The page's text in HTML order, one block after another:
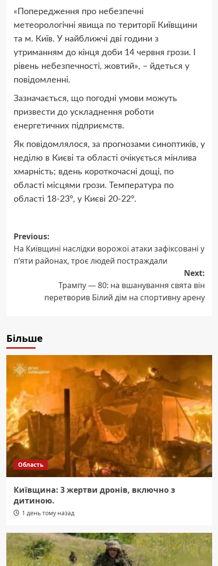
«Попередження про небезпечні
метеорологічні явища по території Київщини
та м. Київ. У найближчі дві години з
утриманням до кінця доби 14 червня грози. І
рівень небезпечності, жовтий», – йдеться у
повідомленні.
Зазначається, що погодні умови можуть
призвести до ускладнення роботи
енергетичних підприємств.
Як повідомлялося, за прогнозами синоптиків, у
неділю в Києві та області очікується мінлива
хмарність; вдень короткочасні дощі, по
області місцями грози. Температура по
області 18-23°, у Києві 20-22°.
Post
navigation
Previous:
На Київщині наслідки ворожої атаки зафіксовані у
п’яти районах, троє людей постраждали
Next:
Трампу — 80: на вшанування свята він
перетворив Білий дім на спортивну арену
Більше
Область
Київщина: 3 жертви дронів, включно з
дитиною.
1 день тому назад